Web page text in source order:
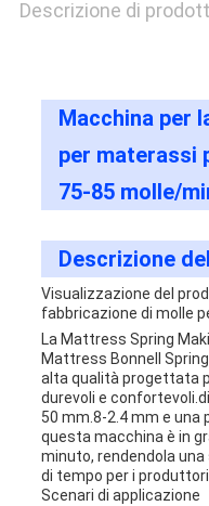
Descrizione di
Macchina per
per materassi
75-85 molle/
Descrizione
Visualizzazione del
fabbricazione di molle
La Mattress Spring
Mattress Bonnell
alta qualità progettata
durevoli e
50 mm.8-2.4 mm e una
questa macchina è in
minuto, rendendola
di tempo per i
Scenari di applicazione